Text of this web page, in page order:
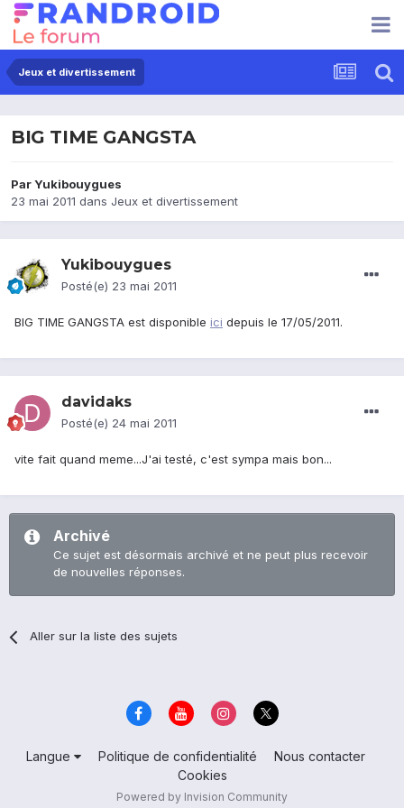
Jeux et divertissement
BIG TIME GANGSTA
ParYukibouygues
23 mai 2011 dans Jeux et divertissement
Yukibouygues
Posté(e) 23 mai 2011
BIG TIME GANGSTA est disponible ici depuis le 17/05/2011.
davidaks
Posté(e) 24 mai 2011
vite fait quand meme...J'ai testé, c'est sympa mais bon...
Archivé
Ce sujet est désormais archivé et ne peut plus recevoir
de nouvelles réponses.
Aller sur la liste des sujets
Langue Politique de confidentialité
Nous contacter
Cookies
Powered by Invision Community